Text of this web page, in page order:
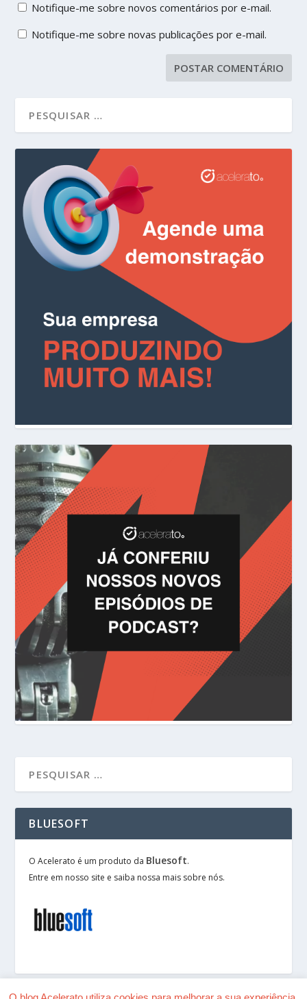
Notifique-me sobre novos comentários por e-mail.
Notifique-me sobre novas publicações por e-mail.
BLUESOFT
O Acelerato é um produto da Bluesoft.
Entre em nosso site e saiba nossa mais sobre nós.